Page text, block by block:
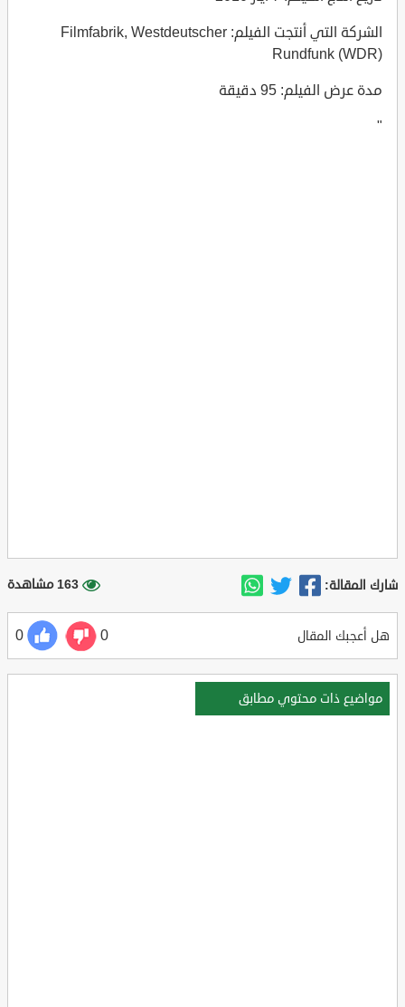
الشركة التي أنتجت الفيلم: Filmfabrik, Westdeutscher
Rundfunk (WDR)
مدة عرض الفيلم: 95 دقيقة
"
شارك المقالة: 163 مشاهدة
هل أعجبك المقال 0
0
مواضيع ذات محتوي مطابق